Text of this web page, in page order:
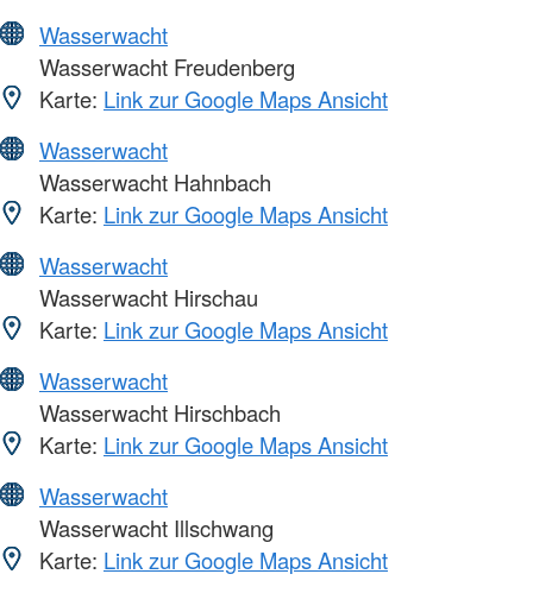
Wasserwacht
Wasserwacht Freudenberg
Karte: Link zur Google Maps Ansicht
Wasserwacht
Wasserwacht Hahnbach
Karte: Link zur Google Maps Ansicht
Wasserwacht
Wasserwacht Hirschau
Karte: Link zur Google Maps Ansicht
Wasserwacht
Wasserwacht Hirschbach
Karte: Link zur Google Maps Ansicht
Wasserwacht
Wasserwacht Illschwang
Karte: Link zur Google Maps Ansicht